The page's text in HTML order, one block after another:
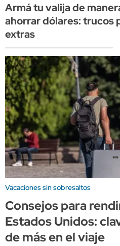
Armá tu valija de
ahorrar dólares: trucos
extras
Vacaciones sin sobresaltos
Consejos para
Estados Unidos:
de más en el viaje